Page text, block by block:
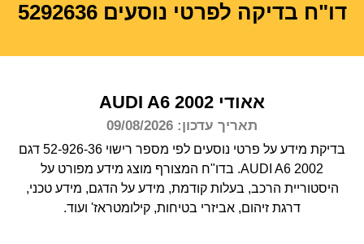
דו"ח בדיקה לפרטי נוסעים 5292636
אאודי AUDI A6 2002
תאריך עדכון: 09/08/2026
בדיקת מידע על פרטי נוסעים לפי מספר רישוי 52-926-36 דגם
AUDI A6 2002. בדו"ח המצורף מוצג מידע מפורט על
היסטוריית הרכב, בעלות קודמת, מידע על הדגם, מידע טכני,
דרגת זיהום, אביזרי בטיחות, קילומטראז' ועוד.